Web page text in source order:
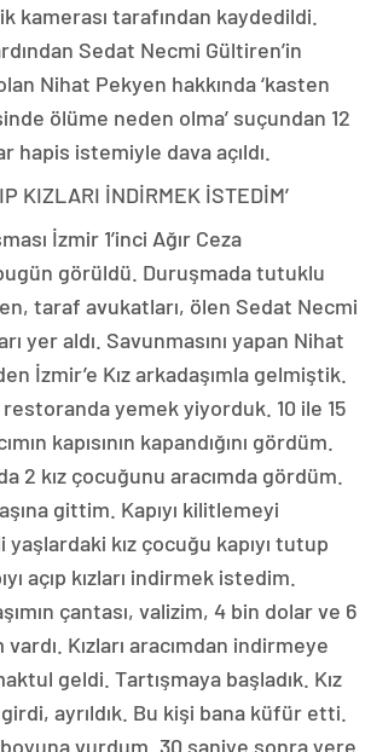
kamerası tarafından kaydedildi.
Sedat Necmi Gültiren’in
Nihat Pekyen hakkında ‘kasten
ölüme neden olma’ suçundan 12
hapis istemiyle dava açıldı.
KIZLARI İNDİRMEK İSTEDİM’
İzmir 1’inci Ağır Ceza
görüldü. Duruşmada tutuklu
taraf avukatları, ölen Sedat Necmi
yer aldı. Savunmasını yapan Nihat
İzmir’e Kız arkadaşımla gelmiştik.
restoranda yemek yiyorduk. 10 ile 15
kapısının kapandığını gördüm.
2 kız çocuğunu aracımda gördüm.
gittim. Kapıyı kilitlemeyi
kız çocuğu kapıyı tutup
açıp kızları indirmek istedim.
çantası, valizim, 4 bin dolar ve 6
Kızları aracımdan indirmeye
geldi. Tartışmaya başladık. Kız
ayrıldık. Bu kişi bana küfür etti.
vurdum. 30 saniye sonra yere